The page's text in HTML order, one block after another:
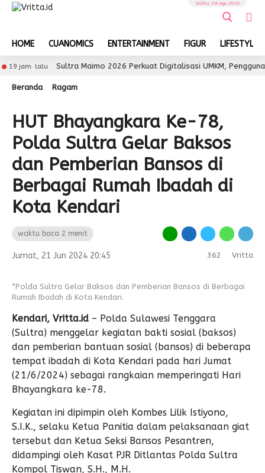
HOME CUANOMICS ENTERTAINMENT FIGUR LIFESTYLE
Sabtu, 08 Agu 2026
lalu Sultra Maimo 2026 Perkuat Digitalisasi UMKM, Pengguna QRIS
Beranda Ragam
HUT Bhayangkara Ke-78,
Polda Sultra Gelar Baksos
dan Pemberian Bansos di
Berbagai Rumah Ibadah di
Kota Kendari
waktu baca 2 menit
Jumat, 21 Jun 2024 20:45 362 Vritta
*Polda Sultra Gelar Baksos dan Pemberian Bansos di Berbagai
Rumah Ibadah di Kota Kendari.
Kendari, Vritta.id – Polda Sulawesi Tenggara
(Sultra) menggelar kegiatan bakti sosial (baksos)
dan pemberian bantuan sosial (bansos) di beberapa
tempat ibadah di Kota Kendari pada hari Jumat
(21/6/2024) sebagai rangkaian memperingati Hari
Bhayangkara ke-78.
Kegiatan ini dipimpin oleh Kombes Lilik Istiyono,
S.I.K., selaku Ketua Panitia dalam pelaksanaan giat
tersebut dan Ketua Seksi Bansos Pesantren,
didampingi oleh Kasat PJR Ditlantas Polda Sultra
Kompol Tiswan, S.H., M.H.